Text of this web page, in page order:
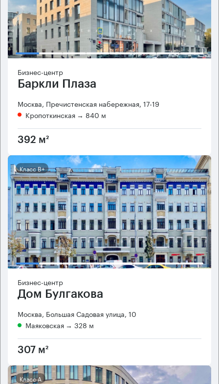
Бизнес-центр
Баркли Плаза
Москва, Пречистенская набережная, 17-19
Кропоткинская → 840 м
392 м²
Класс B+
Бизнес-центр
Дом Булгакова
Москва, Большая Садовая улица, 10
Маяковская → 328 м
307 м²
Класс А